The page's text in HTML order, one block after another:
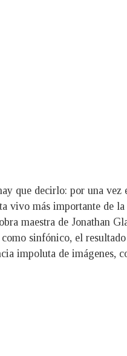
que decirlo: por una
vivo más importante de
maestra de Jonathan
sinfónico, el
impoluta de imágenes,